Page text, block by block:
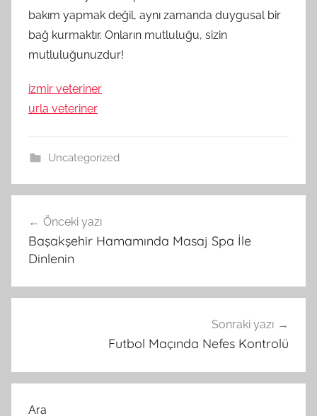
bakım yapmak değil, aynı zamanda duygusal bir
bağ kurmaktır. Onların mutluluğu, sizin
mutluluğunuzdur!
izmir veteriner
urla veteriner
Uncategorized
gezinmesi
Önceki yazı
Başakşehir Hamamında Masaj Spa İle
Dinlenin
Sonraki yazı
Futbol Maçında Nefes Kontrolü
Ara